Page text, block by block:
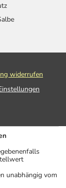
widerrufen
unabhängig vom